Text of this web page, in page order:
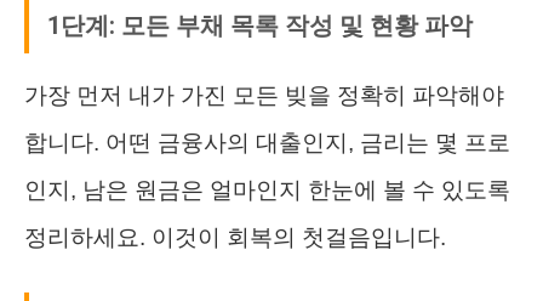
1단계: 모든 부채 목록 작성 및 현황 파악
가장 먼저 내가 가진 모든 빚을 정확히 파악해야
합니다. 어떤 금융사의 대출인지, 금리는 몇 프로
인지, 남은 원금은 얼마인지 한눈에 볼 수 있도록
정리하세요. 이것이 회복의 첫걸음입니다.